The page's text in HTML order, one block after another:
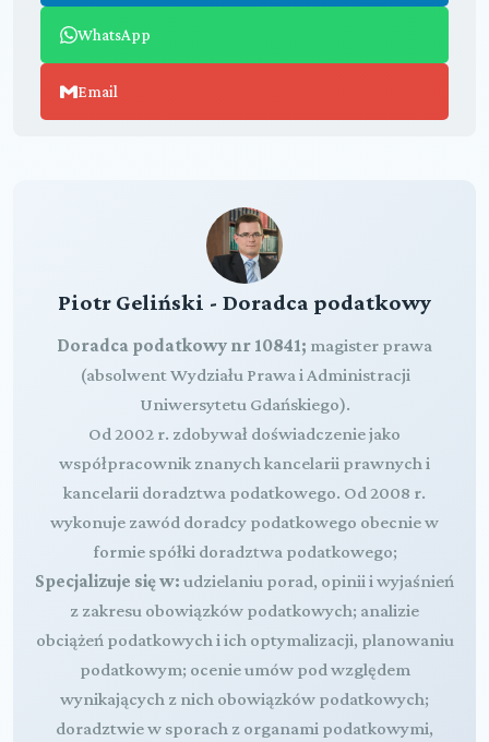
WhatsApp
Email
Piotr Geliński - Doradca podatkowy
Doradca podatkowy nr 10841; magister prawa
(absolwent Wydziału Prawa i Administracji
Uniwersytetu Gdańskiego).
Od 2002 r. zdobywał doświadczenie jako
współpracownik znanych kancelarii prawnych i
kancelarii doradztwa podatkowego. Od 2008 r.
wykonuje zawód doradcy podatkowego obecnie w
formie spółki doradztwa podatkowego;
Specjalizuje się w: udzielaniu porad, opinii i wyjaśnień
z zakresu obowiązków podatkowych; analizie
obciążeń podatkowych i ich optymalizacji, planowaniu
podatkowym; ocenie umów pod względem
wynikających z nich obowiązków podatkowych;
doradztwie w sporach z organami podatkowymi,